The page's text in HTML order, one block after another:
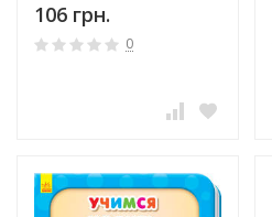
106 грн.
0